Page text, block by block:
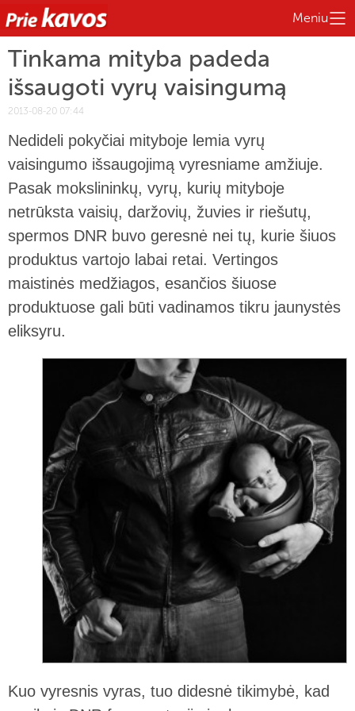
Meniu
Tinkama mityba padeda
išsaugoti vyrų vaisingumą
2013-08-20 07:44
Nedideli pokyčiai mityboje lemia vyrų
vaisingumo išsaugojimą vyresniame amžiuje.
Pasak mokslininkų, vyrų, kurių mityboje
netrūksta vaisių, daržovių, žuvies ir riešutų,
spermos DNR buvo geresnė nei tų, kurie šiuos
produktus vartojo labai retai. Vertingos
maistinės medžiagos, esančios šiuose
produktuose gali būti vadinamos tikru jaunystės
eliksyru.
Kuo vyresnis vyras, tuo didesnė tikimybė, kad